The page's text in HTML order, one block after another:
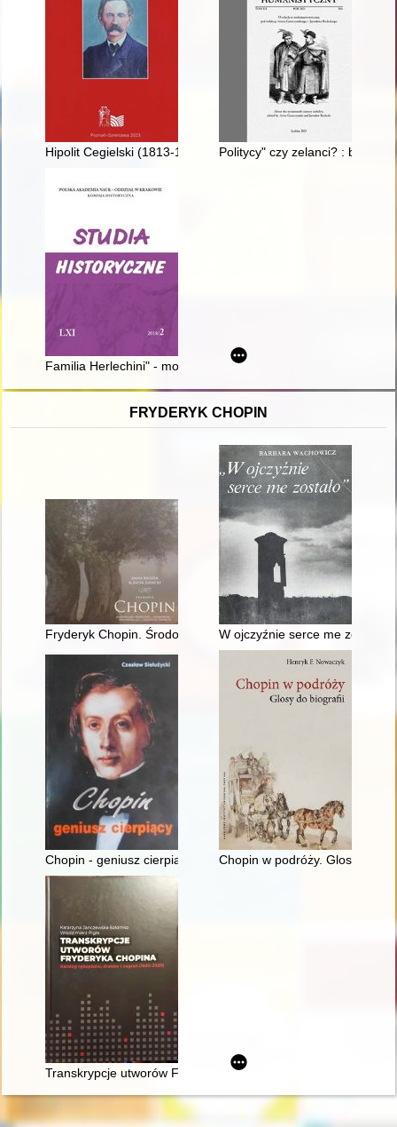
Hipolit Cegielski (1813-1868) : w przestrzeni pracy
Politycy" czy zelanci? : biskupi
Familia Herlechini" - motyw czarnych jeźdźców w kulturze
FRYDERYK CHOPIN
Fryderyk Chopin. Środowisko społeczne, osobowość,
W ojczyźnie serce me
Chopin - geniusz cierpiący Chopin w podróży. Glosy do
Transkrypcje utworów Fryderyka Chopina : katalog